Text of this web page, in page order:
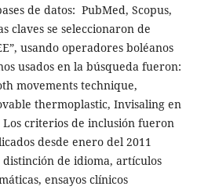
de datos: PubMed, Scopus,
claves se seleccionaron de
usando operadores boléanos
usados en la búsqueda fueron:
movements technique,
thermoplastic, Invisaling en
criterios de inclusión fueron
desde enero del 2011
de idioma, artículos
ensayos clínicos